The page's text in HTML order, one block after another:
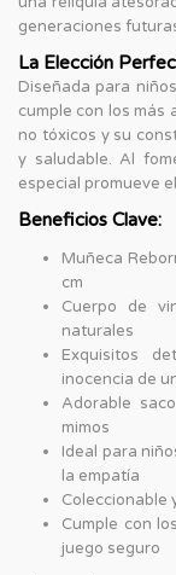
generaciones
La Elección
Diseñada para
cumple con los más
no tóxicos y su
y saludable. Al
especial promueve
Beneficios Clave:
Muñeca
cm
Cuerpo de
naturales
Exquisitos
inocencia de
Adorable
mimos
Ideal para
la empatía
Coleccionable
Cumple con
juego seguro